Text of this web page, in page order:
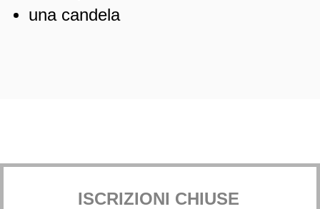
una candela
ISCRIZIONI CHIUSE